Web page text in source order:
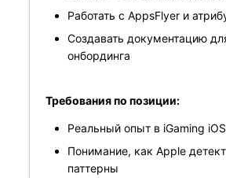
Работать с AppsFlyer и
Создавать документацию
онбординга
Требования по позиции:
Реальный опыт в iGaming
Понимание, как Apple
паттерны